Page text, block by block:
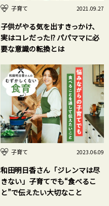
子育て 2021.09.27
子供がやる気を出すきっかけ、
実はコレだった!? パパママに必
要な意識の転換とは
子育て 2023.06.09
和田明日香さん「ジレンマは尽
きない」子育てでも“食べるこ
と”で伝えたい大切なこと